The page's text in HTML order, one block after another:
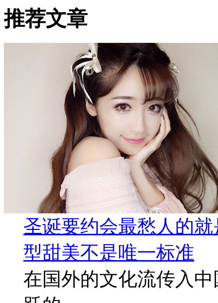
推荐文章
圣诞要约会最愁人的
型甜美不是唯一标准
在国外的文化流传入